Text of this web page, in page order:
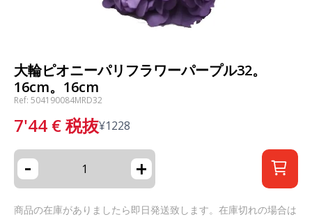
大輪ピオニーパリフラワーパープル32。
16cm。16cm
Ref: 504190084MRD32
7'44 €税抜¥1228
- +
商品の在庫がありましたら即日発送致します。在庫切れの場合は